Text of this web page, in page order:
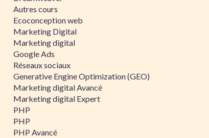
Autres cours
Ecoconception web
Marketing Digital
Marketing digital
Google Ads
Réseaux sociaux
Generative Engine Optimization (GEO)
Marketing digital Avancé
Marketing digital Expert
PHP
PHP
PHP Avancé